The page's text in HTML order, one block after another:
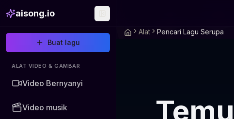
aisong.io
Buat lagu
ALAT VIDEO & GAMBAR
Video Bernyanyi
Video musik
Alat Pencari Lagu Serupa